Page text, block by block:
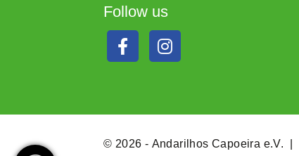
Follow us
© 2026 - Andarilhos Capoeira e.V. |